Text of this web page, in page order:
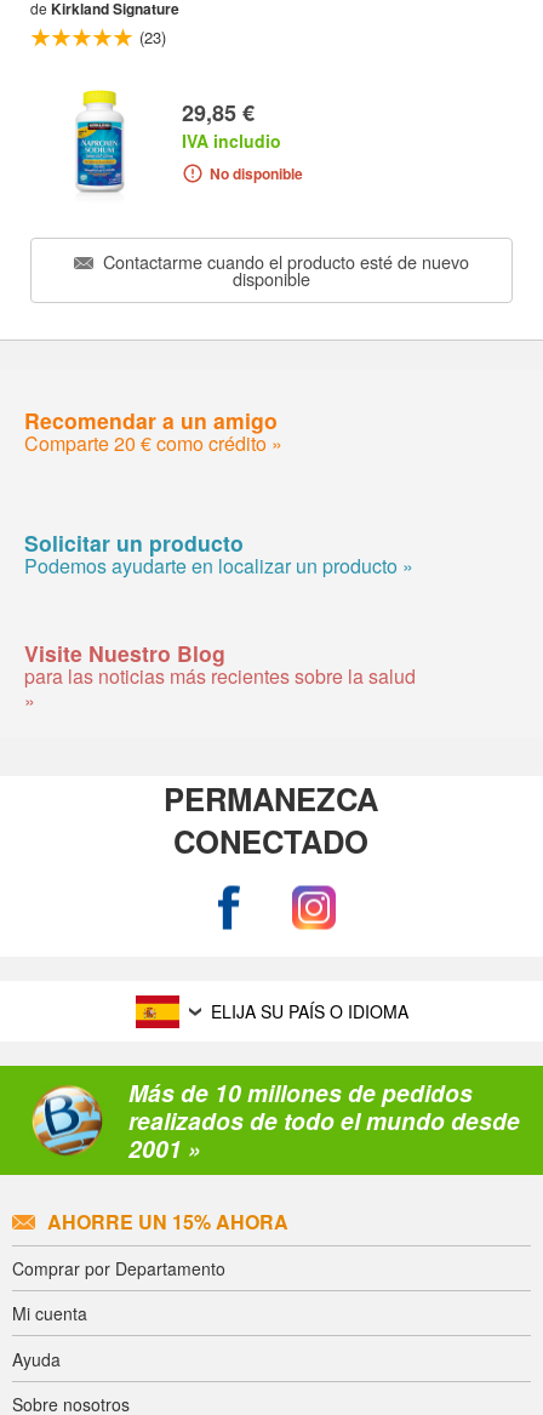
de Kirkland Signature
(23)
29,85 €
IVA includio
No disponible
Contactarme cuando el producto esté de nuevo
disponible
Recomendar a un amigo
Comparte 20 € como crédito »
Solicitar un producto
Podemos ayudarte en localizar un producto »
Visite Nuestro Blog
para las noticias más recientes sobre la salud
»
PERMANEZCA
CONECTADO
ELIJA SU PAÍS O IDIOMA
Más de 10 millones de pedidos
realizados de todo el mundo desde
2001 »
AHORRE UN 15% AHORA
Comprar por Departamento
Mi cuenta
Ayuda
Sobre nosotros